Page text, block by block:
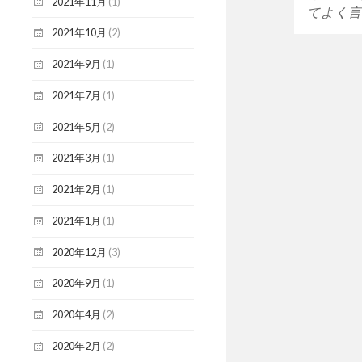
2021年10月 (2)
2021年9月 (1)
2021年7月 (1)
2021年5月 (2)
2021年3月 (1)
2021年2月 (1)
2021年1月 (1)
2020年12月 (3)
2020年9月 (1)
2020年4月 (2)
2020年2月 (2)
てよく